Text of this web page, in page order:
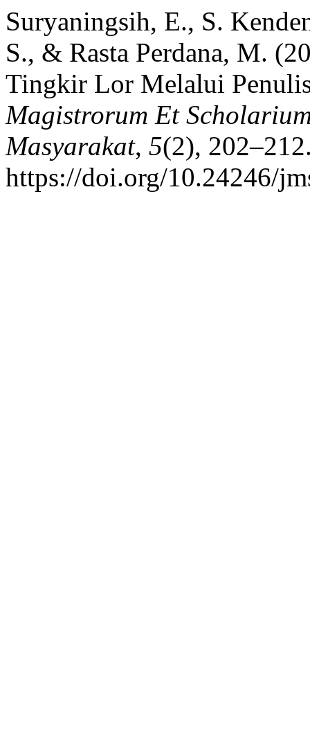
Suryaningsih, E., S.
S., & Rasta Perdana, M.
Tingkir Lor Melalui
Magistrorum Et
Masyarakat, 5(2),
https://doi.org/10.24246/